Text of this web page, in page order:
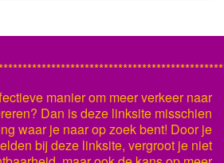
manier om meer verkeer naar
Dan is deze linksite misschien
waar je naar op zoek bent! Door je
bij deze linksite, vergroot je niet